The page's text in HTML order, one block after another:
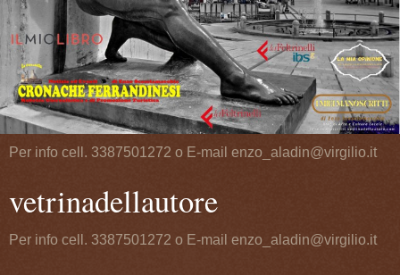
Per info cell. 3387501272 o E-mail enzo_aladin@virgilio.it
vetrinadellautore
Per info cell. 3387501272 o E-mail enzo_aladin@virgilio.it